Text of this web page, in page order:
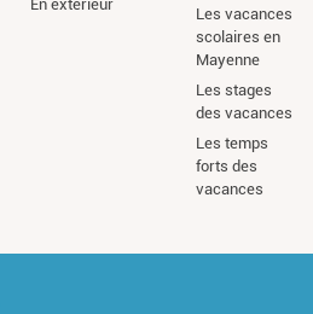
En extérieur
Les vacances
scolaires en
Mayenne
Les stages
des vacances
Les temps
forts des
vacances